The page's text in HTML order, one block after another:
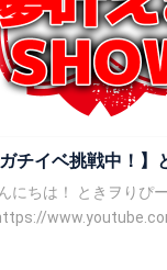
ガチイベ挑戦中！
！ ときヲりぴーとのときヲです！ ときヲりぴーとのYouTubeチャンネルもございます！
watch?v=qTguVMbgHV8 ●Instagramアカウント